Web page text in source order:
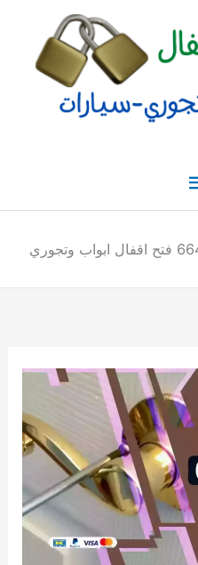
القائمة
الرئيسية
فتح اقفال الصليبيخات 66400322 فتح اقفال ابواب وتجوري